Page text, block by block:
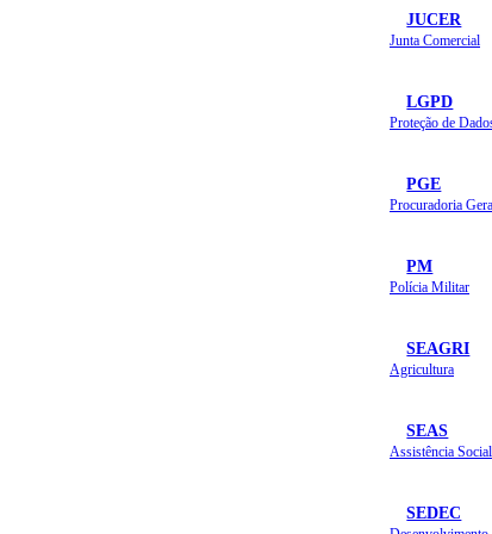
JUCER
Junta Comercial
LGPD
Proteção de
PGE
Procuradoria
PM
Polícia Militar
SEAGRI
Agricultura
SEAS
Assistência Social
SEDEC